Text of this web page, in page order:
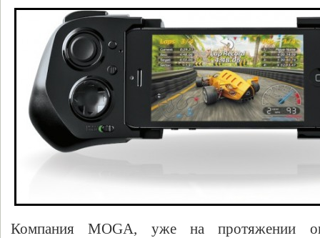
Компания MOGA, уже на протяжении